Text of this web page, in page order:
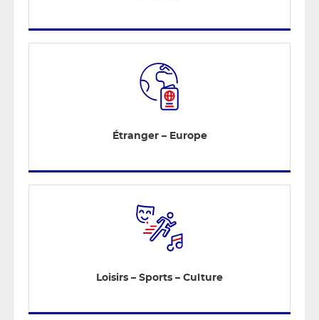
Étranger – Europe
Loisirs – Sports – Culture